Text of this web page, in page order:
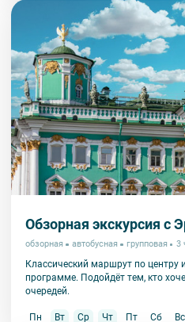
Обзорная экскурсия с
обзорная автобусная групповая 3
Классический маршрут по
программе. Подойдёт тем, кто
очередей.
Пн Вт Ср Чт Пт Сб Вс